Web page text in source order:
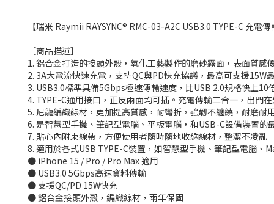
【瑞米 Raymii RAYSYNC® RMC-03-A2C USB3.0 TYPE-C 充電
［商品描述］
1. 鋁合金打造的接頭外殼，氧化工藝製作的磨砂霧面，表面質
2. 3A大電流快速充電，支持QC與PD快充協議，最高可支援15W
3. USB3.0標準具備5Gbps極速傳輸速度，比USB 2.0規格快上
4. TYPE-C通用接口，正反兩面均可插。充電傳輸二合一，出門
5. 尼龍編織線材，更加提高質感，耐彎折，強韌不纏繞，耐磨耐
6. 是智慧型手機、筆記型電腦、平板電腦，和USB-C設備裝置的
7. 貼心內附束線帶，方便使用者隨時隨地收納線材，整潔不凌亂
8. 適用於各式USB TYPE-C裝置，如智慧型手機、筆記型電腦
● iPhone 15 / Pro / Pro Max 適用
● USB3.0 5Gbps高速資料傳輸
● 支援QC/PD 15W快充
● 鋁合金接頭外殼，編織線材，兩年保固